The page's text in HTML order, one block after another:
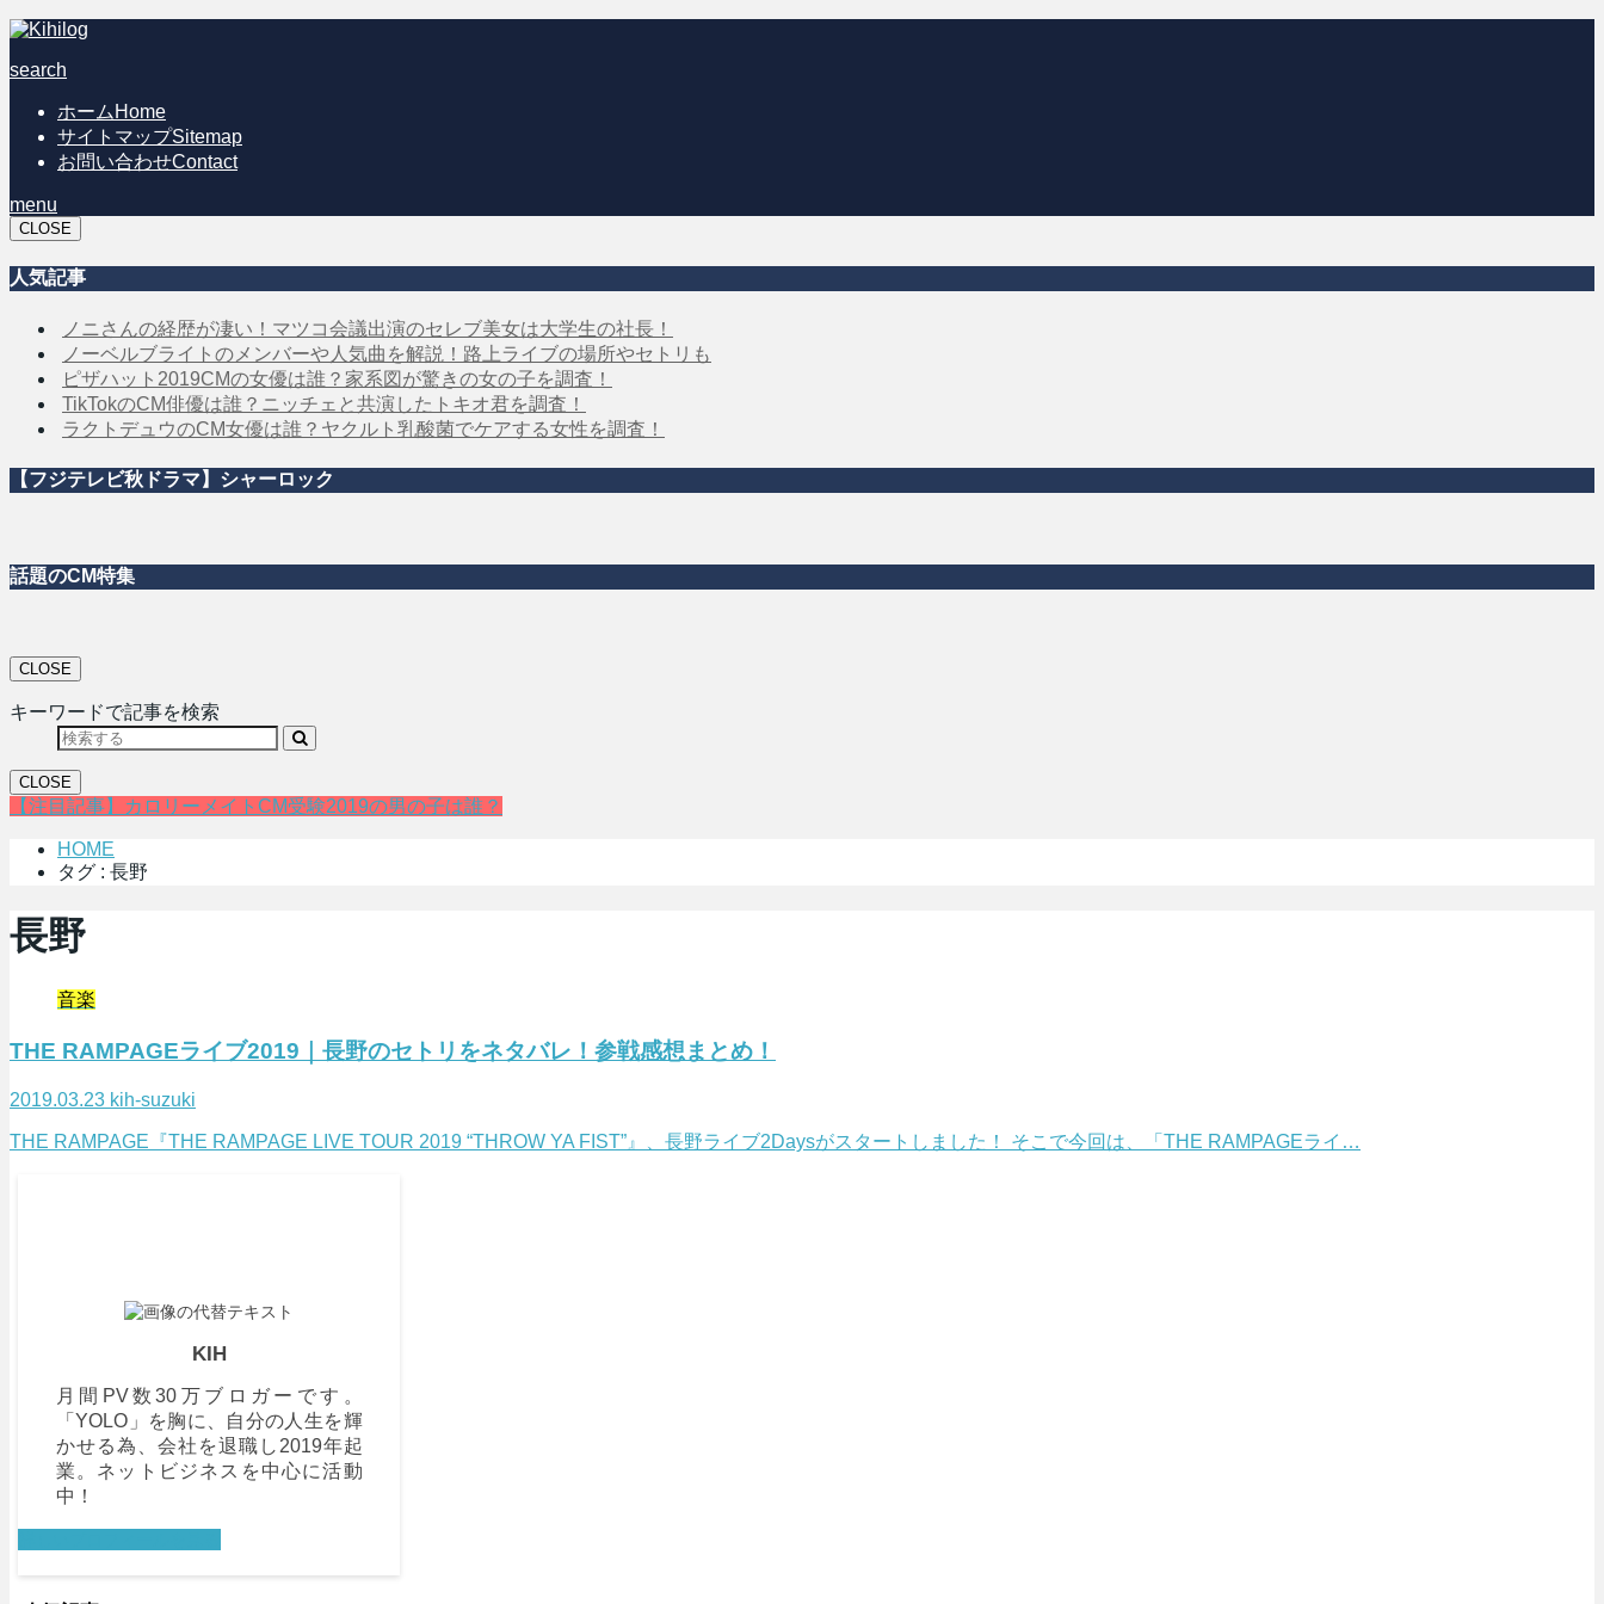
search
ホーム Home
サイトマップSitemap
お問い合わせContact
menu
CLOSE
人気記事
ノニさんの経歴が凄い！マツコ会議出演のセレブ美女は大学生の社長！
ノーベルブライトのメンバーや人気曲を解説！路上ライブの場所やセトリも
ピザハット2019CMの女優は誰？家系図が驚きの女の子を調査！
TikTokのCM俳優は誰？ニッチェと共演したトキオ君を調査！
ラクトデュウのCM女優は誰？ヤクルト乳酸菌でケアする女性を調査！
【フジテレビ秋ドラマ】シャーロック
話題のCM特集
CLOSE
キーワードで記事を検索
CLOSE
【注目記事】カロリーメイトCM受験2019の男の子は誰？
HOME
タグ : 長野
長野
音楽
THE RAMPAGEライブ2019｜長野のセトリをネタバレ！参戦感想まとめ！
2019.03.23 kih-suzuki
THE RAMPAGE『THE RAMPAGE LIVE TOUR 2019 “THROW YA FIST”』、長野ライブ2Daysがスタートしました！ そこで今回は、「THE RAMPAGEライ…
KIH
月間PV数30万ブロガーです。
「YOLO」を胸に、自分の人生を輝
かせる為、会社を退職し2019年起
業。ネットビジネスを中心に活動
中！